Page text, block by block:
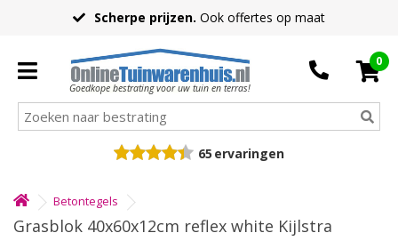
Scherpe prijzen. Ook offertes op maat
Goedkope bestrating voor uw tuin en terras!
0
65 ervaringen
Betontegels
Grasblok 40x60x12cm reflex white Kijlstra